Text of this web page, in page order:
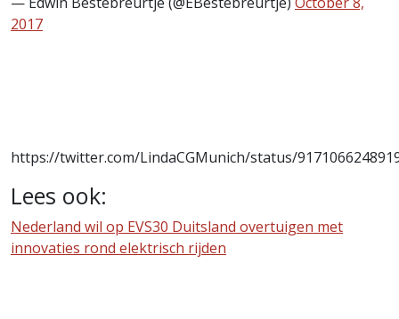
2017
https://twitter.com/LindaCGMunich/status/
Lees ook:
Nederland wil op EVS30 Duitsland overtuigen met
innovaties rond elektrisch rijden